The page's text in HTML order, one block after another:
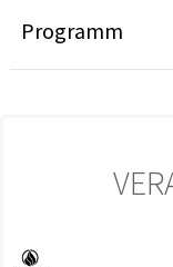
Programm